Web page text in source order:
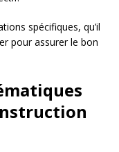
spécifiques, qu’il
pour assurer le bon